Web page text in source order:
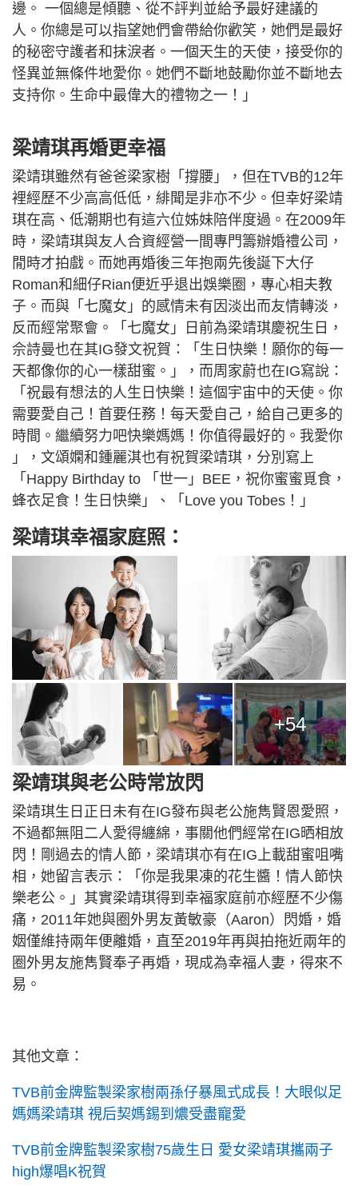
邊。 一個總是傾聽、從不評判並給予最好建議的
人。你總是可以指望她們會帶給你歡笑，她們是最好
的秘密守護者和抹淚者。一個天生的天使，接受你的
怪異並無條件地愛你。她們不斷地鼓勵你並不斷地去
支持你。生命中最偉大的禮物之一！」
梁靖琪再婚更幸福
梁靖琪雖然有爸爸梁家樹「撐腰」，但在TVB的12年
裡經歷不少高高低低，緋聞是非亦不少。但幸好梁靖
琪在高、低潮期也有這六位姊妹陪伴度過。在2009年
時，梁靖琪與友人合資經營一間專門籌辦婚禮公司，
閒時才拍戲。而她再婚後三年抱兩先後誕下大仔
Roman和細仔Rian便近乎退出娛樂圈，專心相夫教
子。而與「七魔女」的感情未有因淡出而友情轉淡，
反而經常聚會。「七魔女」日前為梁靖琪慶祝生日，
佘詩曼也在其IG發文祝賀：「生日快樂！願你的每一
天都像你的心一樣甜蜜。」，而周家蔚也在IG寫說：
「祝最有想法的人生日快樂！這個宇宙中的天使。你
需要愛自己！首要任務！每天愛自己，給自己更多的
時間。繼續努力吧快樂媽媽！你值得最好的。我愛你
」，文頌嫻和鍾麗淇也有祝賀梁靖琪，分別寫上
「Happy Birthday to 「世一」BEE，祝你蜜蜜覓食，
蜂衣足食！生日快樂」、「Love you Tobes！」
梁靖琪幸福家庭照：
+54
梁靖琪與老公時常放閃
梁靖琪生日正日未有在IG發布與老公施雋賢恩愛照，
不過都無阻二人愛得纏綿，事關他們經常在IG晒相放
閃！剛過去的情人節，梁靖琪亦有在IG上載甜蜜咀嘴
相，她留言表示：「你是我果凍的花生醬！情人節快
樂老公。」其實梁靖琪得到幸福家庭前亦經歷不少傷
痛，2011年她與圈外男友黃敏豪（Aaron）閃婚，婚
姻僅維持兩年便離婚，直至2019年再與拍拖近兩年的
圈外男友施雋賢奉子再婚，現成為幸福人妻，得來不
易。
其他文章：
TVB前金牌監製梁家樹兩孫仔暴風式成長！大眼似足
媽媽梁靖琪 視后契媽錫到燶受盡寵愛
TVB前金牌監製梁家樹75歲生日 愛女梁靖琪攜兩子
high爆唱K祝賀